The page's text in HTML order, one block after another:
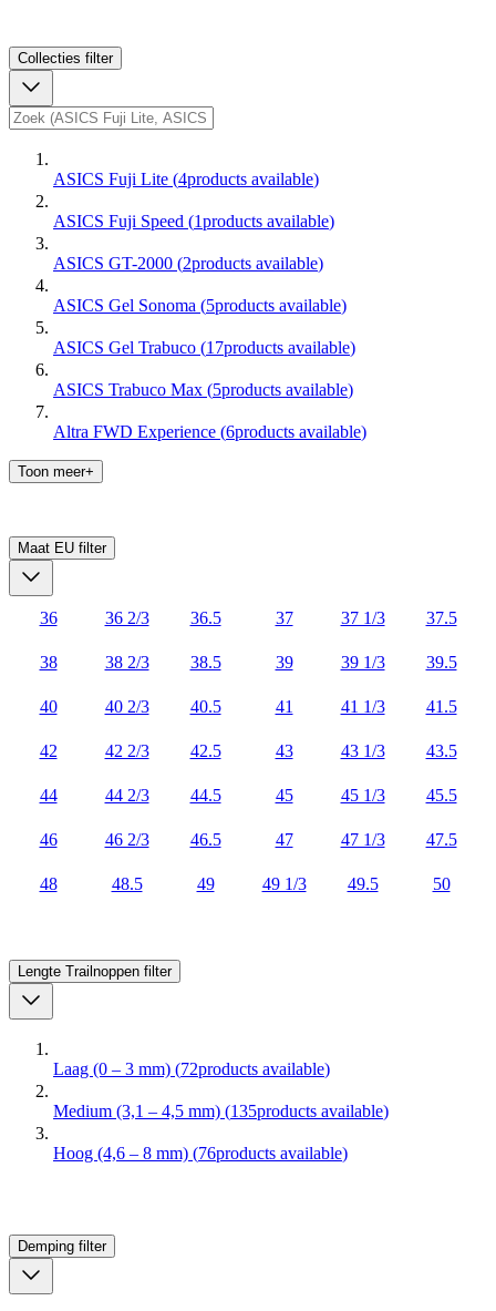
Collecties filter
ASICS Fuji Lite (4products available)
ASICS Fuji Speed (1products available)
ASICS GT-2000 (2products available)
ASICS Gel Sonoma (5products available)
ASICS Gel Trabuco (17products available)
ASICS Trabuco Max (5products available)
Altra FWD Experience (6products available)
Toon meer+
Maat EU filter
36 36 2/3 36.5 37 37 1/3 37.5
38 38 2/3 38.5 39 39 1/3 39.5
40 40 2/3 40.5 41 41 1/3 41.5
42 42 2/3 42.5 43 43 1/3 43.5
44 44 2/3 44.5 45 45 1/3 45.5
46 46 2/3 46.5 47 47 1/3 47.5
48 48.5 49 49 1/3 49.5 50
Lengte Trailnoppen filter
Laag (0 – 3 mm) (72products available)
Medium (3,1 – 4,5 mm) (135products available)
Hoog (4,6 – 8 mm) (76products available)
Demping filter